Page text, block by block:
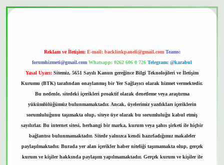
Reklam ve İletişim: E-mail: backlinkpaneli@gmail.com Teams:
forumhizmeti@gmail.com Whatsapp: 0262 606 0 726 Telegram: @karabul
Yasal Uyarı: Sitemiz, 5651 Sayılı Kanun gereğince Bilgi Teknolojileri ve İletişim
Kurumu (BTK) tarafından onaylanmış bir Yer Sağlayıcı olarak hizmet vermektedir.
Bu nedenle, sitedeki içerikleri proaktif olarak denetleme veya araştırma
yükümlülüğümüz bulunmamaktadır. Ancak, üyelerimiz yazdıkları içeriklerin
sorumluluğunu taşımakta olup, siteye üye olarak bu sorumluluğu kabul etmiş
sayılırlar. Bu internet sitesi, herhangi bir marka, kurum veya şahıs şirketi ile hiçbir
bağlantısı bulunmamaktadır. Sitede yalnızca kendi hazırladığımız makaleler
paylaşılmaktadır. Burada yer alan içerikler haber niteliği taşımamakta olup, gerçek
kurum ve kişiler hakkında paylaşım yapılmamaktadır. Gerçek kurum ve kişiler ile